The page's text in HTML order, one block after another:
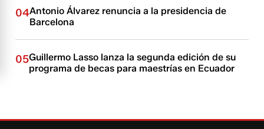
04Antonio Álvarez renuncia a la presidencia de
Barcelona
05Guillermo Lasso lanza la segunda edición de su
programa de becas para maestrías en Ecuador